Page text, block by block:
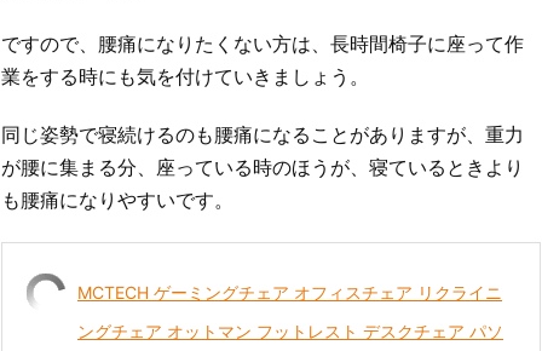
ですので、腰痛になりたくない方は、長時間椅子に座って作
業をする時にも気を付けていきましょう。
同じ姿勢で寝続けるのも腰痛になることがありますが、重力
が腰に集まる分、座っている時のほうが、寝ているときより
も腰痛になりやすいです。
MCTECH ゲーミングチェア オフィスチェア リクライニ
ングチェア オットマン フットレスト デスクチェア パソ